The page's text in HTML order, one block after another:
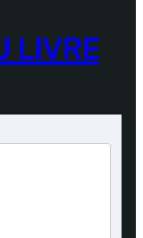
LIVRE